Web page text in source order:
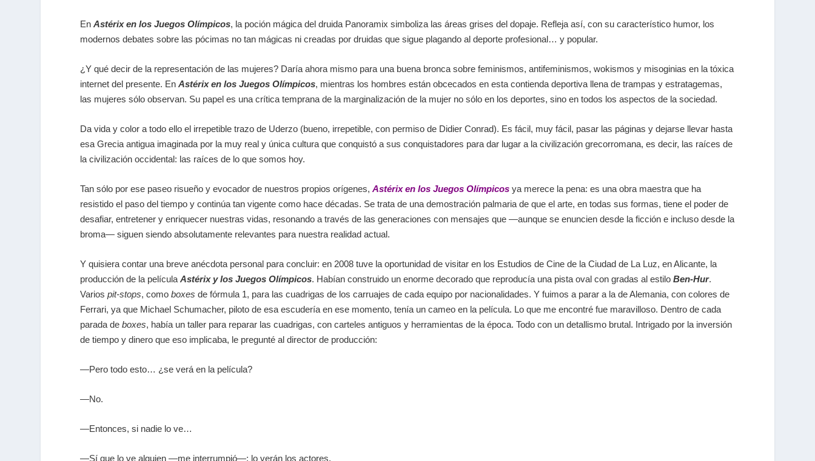
En Astérix en los Juegos Olímpicos, la poción mágica del druida Panoramix simboliza las áreas grises del dopaje. Refleja así, con su característico humor, los
modernos debates sobre las pócimas no tan mágicas ni creadas por druidas que sigue plagando al deporte profesional… y popular.
¿Y qué decir de la representación de las mujeres? Daría ahora mismo para una buena bronca sobre feminismos, antifeminismos, wokismos y misoginias en la tóxica
internet del presente. En Astérix en los Juegos Olímpicos, mientras los hombres están obcecados en esta contienda deportiva llena de trampas y estratagemas,
las mujeres sólo observan. Su papel es una crítica temprana de la marginalización de la mujer no sólo en los deportes, sino en todos los aspectos de la sociedad.
Da vida y color a todo ello el irrepetible trazo de Uderzo (bueno, irrepetible, con permiso de Didier Conrad). Es fácil, muy fácil, pasar las páginas y dejarse llevar hasta
esa Grecia antigua imaginada por la muy real y única cultura que conquistó a sus conquistadores para dar lugar a la civilización grecorromana, es decir, las raíces de
la civilización occidental: las raíces de lo que somos hoy.
Tan sólo por ese paseo risueño y evocador de nuestros propios orígenes, Astérix en los Juegos Olímpicos ya merece la pena: es una obra maestra que ha
resistido el paso del tiempo y continúa tan vigente como hace décadas. Se trata de una demostración palmaria de que el arte, en todas sus formas, tiene el poder de
desafiar, entretener y enriquecer nuestras vidas, resonando a través de las generaciones con mensajes que ―aunque se enuncien desde la ficción e incluso desde la
broma― siguen siendo absolutamente relevantes para nuestra realidad actual.
Y quisiera contar una breve anécdota personal para concluir: en 2008 tuve la oportunidad de visitar en los Estudios de Cine de la Ciudad de La Luz, en Alicante, la
producción de la película Astérix y los Juegos Olímpicos. Habían construido un enorme decorado que reproducía una pista oval con gradas al estilo Ben-Hur.
Varios pit-stops, como boxes de fórmula 1, para las cuadrigas de los carruajes de cada equipo por nacionalidades. Y fuimos a parar a la de Alemania, con colores de
Ferrari, ya que Michael Schumacher, piloto de esa escudería en ese momento, tenía un cameo en la película. Lo que me encontré fue maravilloso. Dentro de cada
parada de boxes, había un taller para reparar las cuadrigas, con carteles antiguos y herramientas de la época. Todo con un detallismo brutal. Intrigado por la inversión
de tiempo y dinero que eso implicaba, le pregunté al director de producción:
―Pero todo esto… ¿se verá en la película?
―No.
―Entonces, si nadie lo ve…
―Sí que lo ve alguien ―me interrumpió―: lo verán los actores.